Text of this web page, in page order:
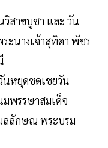
สาขบูชา และ วัน
ะนางเจ้าสุทิดา พัชร
หยุดชดเชยวัน
พรรษาสมเด็จ
ลลักษณ พระบรม